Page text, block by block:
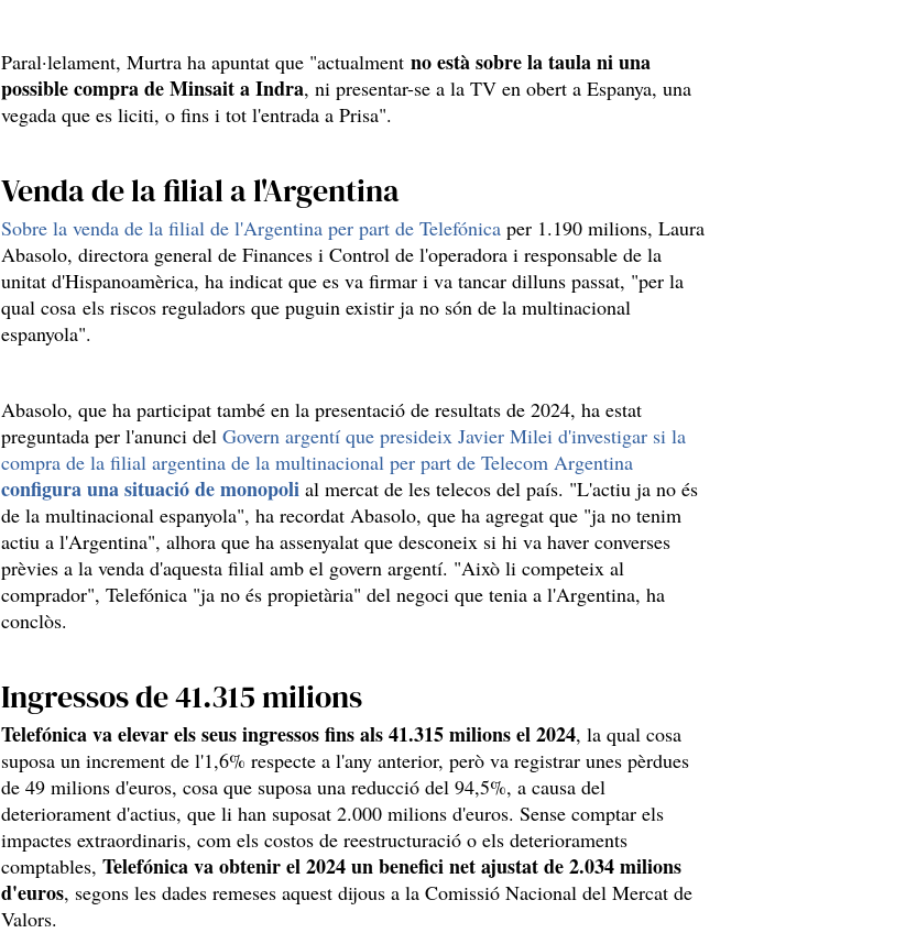
Paral·lelament, Murtra ha apuntat que "actualment no està sobre la taula ni una
possible compra de Minsait a Indra, ni presentar-se a la TV en obert a Espanya, una
vegada que es liciti, o fins i tot l'entrada a Prisa".
Venda de la filial a l'Argentina
Sobre la venda de la filial de l'Argentina per part de Telefónica per 1.190 milions, Laura
Abasolo, directora general de Finances i Control de l'operadora i responsable de la
unitat d'Hispanoamèrica, ha indicat que es va firmar i va tancar dilluns passat, "per la
qual cosa els riscos reguladors que puguin existir ja no són de la multinacional
espanyola".
Abasolo, que ha participat també en la presentació de resultats de 2024, ha estat
preguntada per l'anunci del Govern argentí que presideix Javier Milei d'investigar si la
compra de la filial argentina de la multinacional per part de Telecom Argentina
configura una situació de monopoli al mercat de les telecos del país. "L'actiu ja no és
de la multinacional espanyola", ha recordat Abasolo, que ha agregat que "ja no tenim
actiu a l'Argentina", alhora que ha assenyalat que desconeix si hi va haver converses
prèvies a la venda d'aquesta filial amb el govern argentí. "Això li competeix al
comprador", Telefónica "ja no és propietària" del negoci que tenia a l'Argentina, ha
conclòs.
Ingressos de 41.315 milions
Telefónica va elevar els seus ingressos fins als 41.315 milions el 2024, la qual cosa
suposa un increment de l'1,6% respecte a l'any anterior, però va registrar unes pèrdues
de 49 milions d'euros, cosa que suposa una reducció del 94,5%, a causa del
deteriorament d'actius, que li han suposat 2.000 milions d'euros. Sense comptar els
impactes extraordinaris, com els costos de reestructuració o els deterioraments
comptables, Telefónica va obtenir el 2024 un benefici net ajustat de 2.034 milions
d'euros, segons les dades remeses aquest dijous a la Comissió Nacional del Mercat de
Valors.